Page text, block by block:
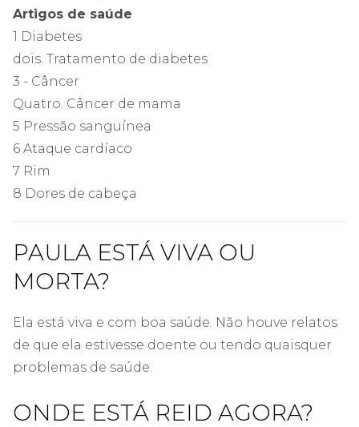
Artigos de saúde
1 Diabetes
dois. Tratamento de diabetes
3 - Câncer
Quatro. Câncer de mama
5 Pressão sanguínea
6 Ataque cardíaco
7 Rim
8 Dores de cabeça
PAULA ESTÁ VIVA OU
MORTA?
Ela está viva e com boa saúde. Não houve relatos
de que ela estivesse doente ou tendo quaisquer
problemas de saúde.
ONDE ESTÁ REID AGORA?